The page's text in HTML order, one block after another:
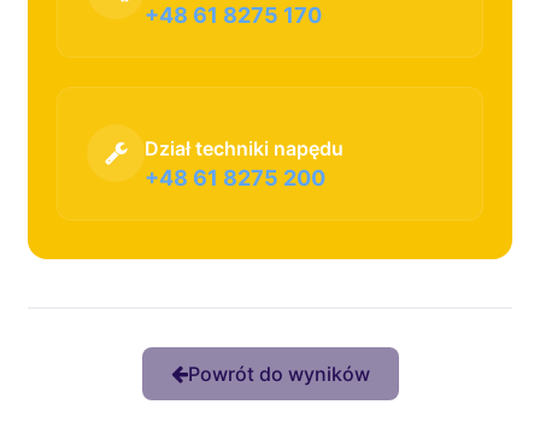
+48 61 8275 170
Dział techniki napędu
+48 61 8275 200
Powrót do wyników